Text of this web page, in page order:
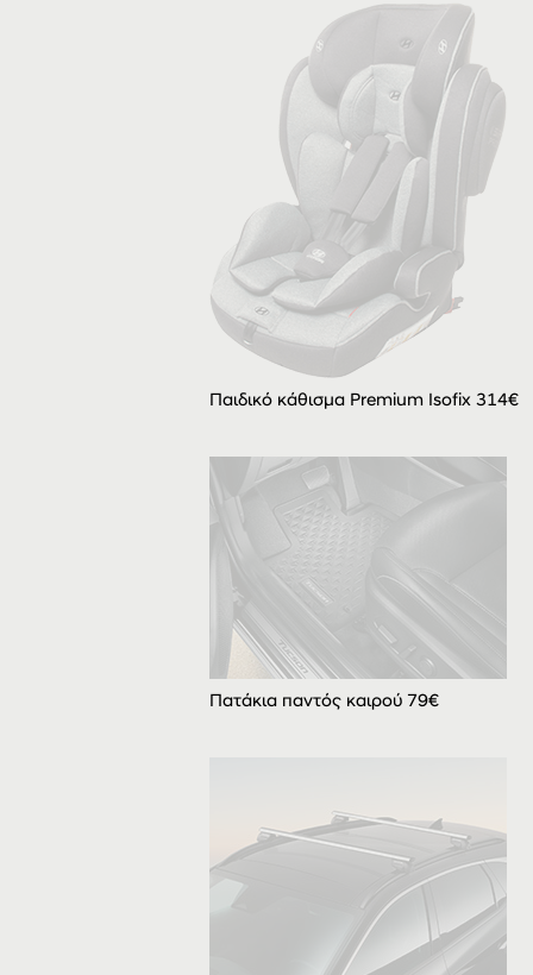
Παιδικό κάθισμα Premium Isofix 314€
Πατάκια παντός καιρού 79€